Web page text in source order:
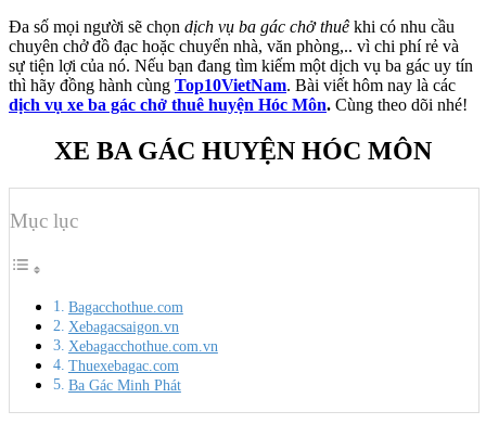
Đa số mọi người sẽ chọn dịch vụ ba gác chở thuê khi có nhu cầu
chuyên chở đồ đạc hoặc chuyển nhà, văn phòng,.. vì chi phí rẻ và
sự tiện lợi của nó. Nếu bạn đang tìm kiếm một dịch vụ ba gác uy tín
thì hãy đồng hành cùng Top10VietNam. Bài viết hôm nay là các
dịch vụ xe ba gác chở thuê huyện Hóc Môn. Cùng theo dõi nhé!
XE BA GÁC HUYỆN HÓC MÔN
Mục lục
Bagacchothue.com
Xebagacsaigon.vn
Xebagacchothue.com.vn
Thuexebagac.com
Ba Gác Minh Phát